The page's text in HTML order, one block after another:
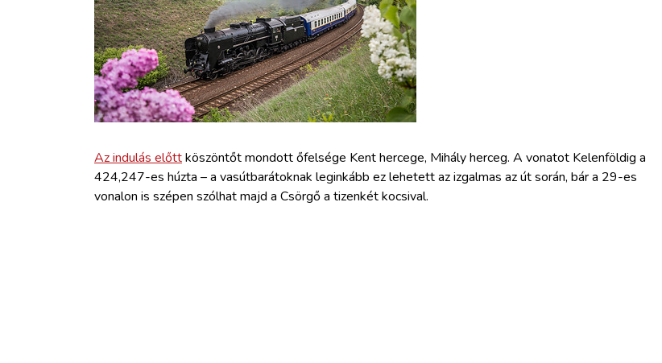
HAJÓZÁS
WEBSHOP
Az indulás előttköszöntőt mondott őfelsége Kent hercege, Mihály herceg. A vonatot Kelenföldig a
424,247-es húzta – a vasútbarátoknak leginkább ez lehetett az izgalmas az út során, bár a 29-es
vonalon is szépen szólhat majd a Csörgő a tizenkét kocsival.